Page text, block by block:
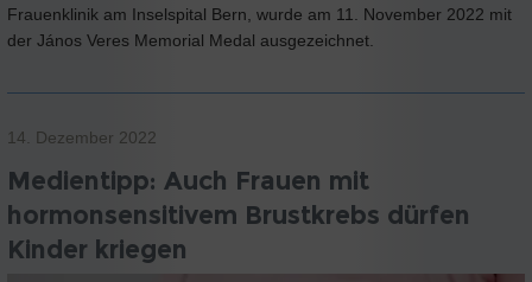
Frauenklinik am Inselspital Bern, wurde am 11. November 2022 mit
der János Veres Memorial Medal ausgezeichnet.
14. Dezember 2022
Medientipp: Auch Frauen mit
hormonsensitivem Brustkrebs dürfen
Kinder kriegen